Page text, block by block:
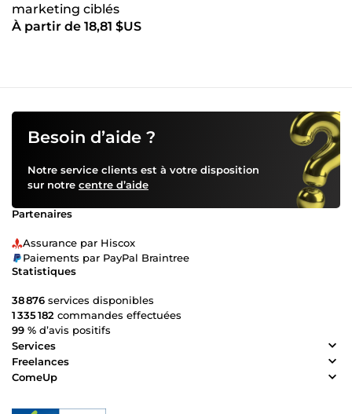
marketing ciblés
À partir de 18,81 $US
Besoin d’aide ?
Notre service clients est à votre disposition
sur notre centre d’aide
Partenaires
Assurance par Hiscox
Paiements par PayPal Braintree
Statistiques
38 876 services disponibles
1 335 182 commandes effectuées
99 % d’avis positifs
Services
Freelances
ComeUp